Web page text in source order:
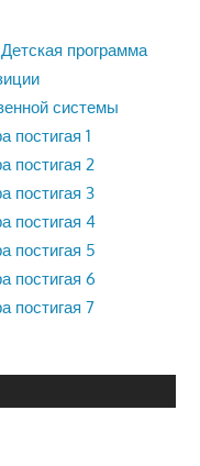
программа
системы
постигая 1
постигая 2
постигая 3
постигая 4
постигая 5
постигая 6
постигая 7